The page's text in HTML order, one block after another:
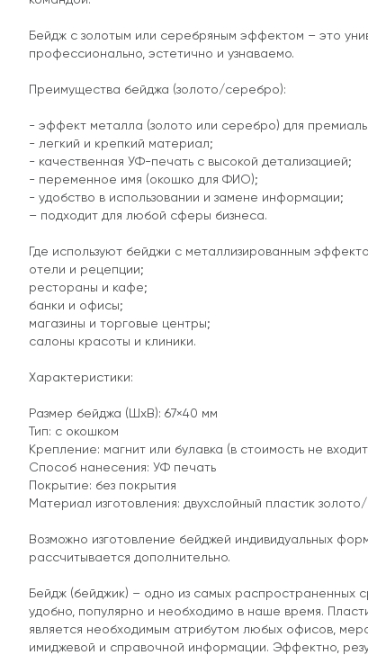
Бейдж с золотым или серебряным эффектом – это
профессионально, эстетично и узнаваемо.
Преимущества бейджа (золото/серебро):
- эффект металла (золото или серебро) для
- легкий и крепкий материал;
- качественная УФ-печать с высокой детализацией;
- переменное имя (окошко для ФИО);
- удобство в использовании и замене информации;
– подходит для любой сферы бизнеса.
Где используют бейджи с металлизированным
отели и рецепции;
рестораны и кафе;
банки и офисы;
магазины и торговые центры;
салоны красоты и клиники.
Характеристики:
Размер бейджа (ШхВ): 67×40 мм
Тип: с окошком
Крепление: магнит или булавка (в стоимость не
Способ нанесения: УФ печать
Покрытие: без покрытия
Материал изготовления: двухслойный пластик
Возможно изготовление бейджей индивидуальных
рассчитывается дополнительно.
Бейдж (бейджик) – одно из самых распространенных
удобно, популярно и необходимо в наше время.
является необходимым атрибутом любых офисов,
имиджевой и справочной информации. Эффектно,